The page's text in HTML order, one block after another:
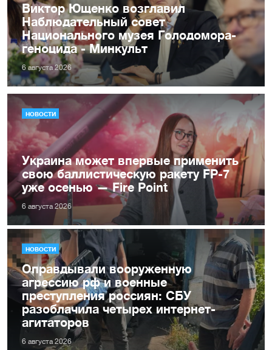
Виктор Ющенко возглавил
Наблюдательный совет
Национального музея Голодомора-
геноцида - Минкульт
6 августа 2026
НОВОСТИ
Украина может впервые применить
свою баллистическую ракету FP-7
уже осенью — Fire Point
6 августа 2026
НОВОСТИ
Оправдывали вооруженную
агрессию рф и военные
преступления россиян: СБУ
разоблачила четырех интернет-
агитаторов
6 августа 2026